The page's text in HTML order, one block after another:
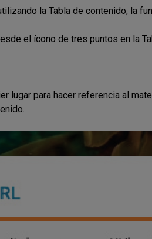
la Tabla de contenido, la
el ícono de tres puntos en la
lugar para hacer referencia al